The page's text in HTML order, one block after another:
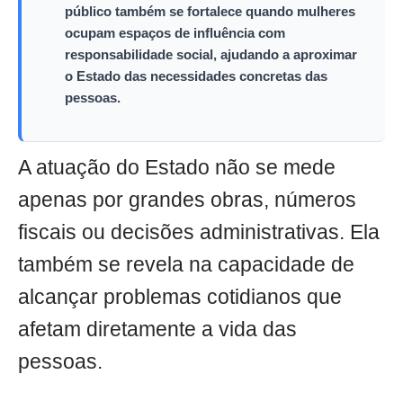
público também se fortalece quando mulheres
ocupam espaços de influência com
responsabilidade social, ajudando a aproximar
o Estado das necessidades concretas das
pessoas.
A atuação do Estado não se mede
apenas por grandes obras, números
fiscais ou decisões administrativas. Ela
também se revela na capacidade de
alcançar problemas cotidianos que
afetam diretamente a vida das
pessoas.